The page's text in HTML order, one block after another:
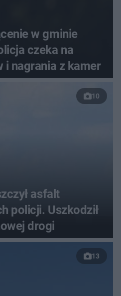
w gminie
czeka na
i nagrania z kamer
10
asfalt
policji. Uszkodził
drogi
13